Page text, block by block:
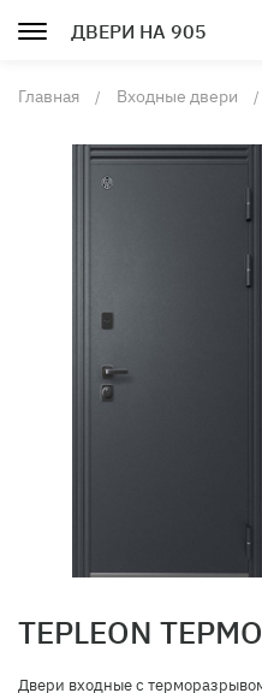
ДВЕРИ НА 905
Главная Входные двери
TEPLEON
Двери входные с